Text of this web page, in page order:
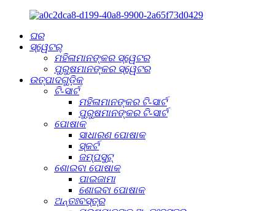
ଘର
ସ୍ୱେଟର୍
ମହିଳାମାନଙ୍କର ସ୍ୱେଟର
ପୁରୁଷମାନଙ୍କର ସ୍ୱେଟର
ଉତ୍ପାଦଗୁଡ଼ିକ
ଟି-ସାର୍ଟ
ମହିଳାମାନଙ୍କର ଟି-ସାର୍ଟ
ପୁରୁଷମାନଙ୍କର ଟି-ସାର୍ଟ
ପୋଷାକ
ସାଧାରଣ ପୋଷାକ
ସ୍କର୍ଟ
ଜମ୍ପସୁଟ୍
ଶୋଇବା ପୋଷାକ
ପାଇଜାମା
ଶୋଇବା ପୋଷାକ
ଅନ୍ତଃବସ୍ତ୍ର